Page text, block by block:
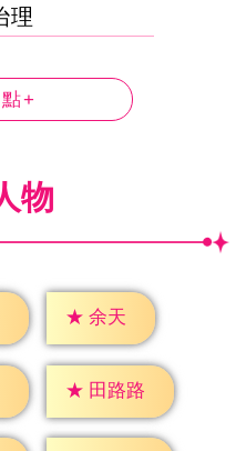
理
+
物
★ 余天
★ 田路路